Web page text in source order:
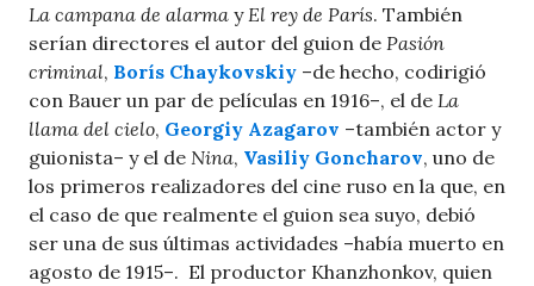
La campana de alarma yEl rey de París. También
serían directores el autor del guion de Pasión
criminal, Borís Chaykovskiy –de hecho, codirigió
con Bauer un par de películas en 1916–, el de La
llama del cielo, Georgiy Azagarov –también actor y
guionista– y el de Nina, Vasiliy Goncharov, uno de
los primeros realizadores del cine ruso en la que, en
el caso de que realmente el guion sea suyo, debió
ser una de sus últimas actividades –había muerto en
agosto de 1915–. El productor Khanzhonkov, quien